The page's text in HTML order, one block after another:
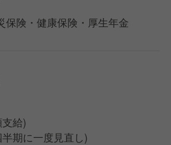
保険・健康保険・厚生年金
給)
期に一度見直し)